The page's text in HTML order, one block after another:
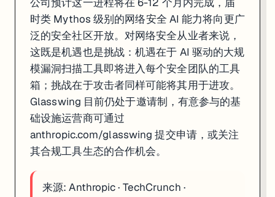
公司预计这一进程将在 6-12 个月内完成，届
时类 Mythos 级别的网络安全 AI 能力将向更广
泛的安全社区开放。对网络安全从业者来说，
这既是机遇也是挑战：机遇在于 AI 驱动的大规
模漏洞扫描工具即将进入每个安全团队的工具
箱；挑战在于攻击者同样可能将其用于进攻。
Glasswing 目前仍处于邀请制，有意参与的基
础设施运营商可通过
anthropic.com/glasswing 提交申请，或关注
其合规工具生态的合作机会。
来源:Anthropic· TechCrunch ·